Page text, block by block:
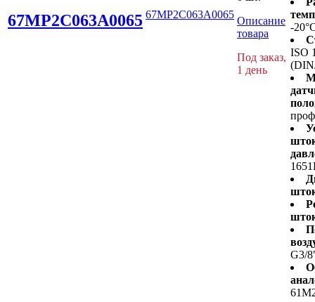
67MP2C063A0065 67MP2C063A0065
Описание
товара
Под заказ,
1 день
-
ISO
G3/